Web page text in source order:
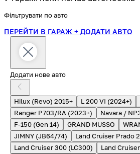
Фільтрувати по авто
ПЕРЕЙТИ В ГАРАЖ + ДОДАТИ АВТО
Додати нове авто
Hilux (Revo) 2015+ L 200 VI (2024+)
Ranger P703/RA (2023+)
Navara /
F-150 (Gen 14)
GRAND MUSSO
JIMNY (JB64/74)
Land Cruiser Prado
Land Cruiser 300 (LC300)
Land